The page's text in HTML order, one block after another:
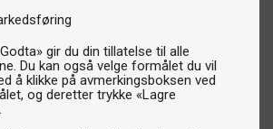
gir du din tillatelse til alle
Du kan også velge formålet du vil
å klikke på avmerkingsboksen ved
og deretter trykke «Lagre